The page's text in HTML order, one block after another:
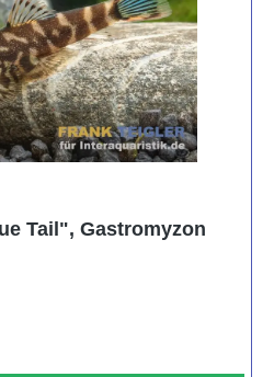
Tail", Gastromyzon